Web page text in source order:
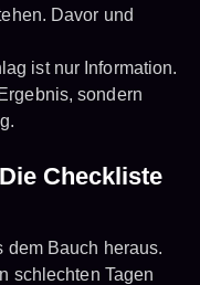
Davor und
ist nur Information.
sondern
Checkliste
dem Bauch heraus.
schlechten Tagen